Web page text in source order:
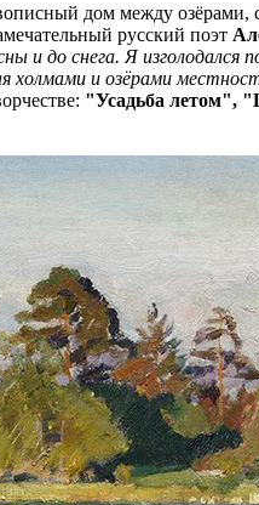
дом между
русский поэт
и до снега. Я
холмами и озёрами
"Усадьба летом",